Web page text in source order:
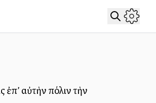
αὐτὴν πόλιν τὴν